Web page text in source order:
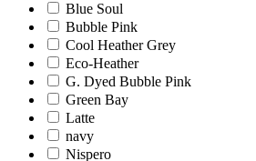
Blue Soul
Bubble Pink
Cool Heather Grey
Eco-Heather
G. Dyed Bubble Pink
Green Bay
Latte
navy
Nispero